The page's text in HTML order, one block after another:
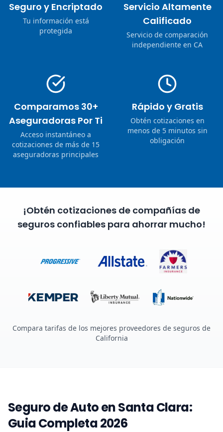
Seguro y Encriptado
Tu información está
protegida
Servicio Altamente
Calificado
Servicio de comparación
independiente en CA
Comparamos 30+
Aseguradoras Por Ti
Acceso instantáneo a
cotizaciones de más de 15
aseguradoras principales
Rápido y Gratis
Obtén cotizaciones en
menos de 5 minutos sin
obligación
¡Obtén cotizaciones de compañías de
seguros confiables para ahorrar mucho!
Compara tarifas de los mejores proveedores de seguros de
California
Seguro de Auto en Santa Clara:
Guia Completa 2026